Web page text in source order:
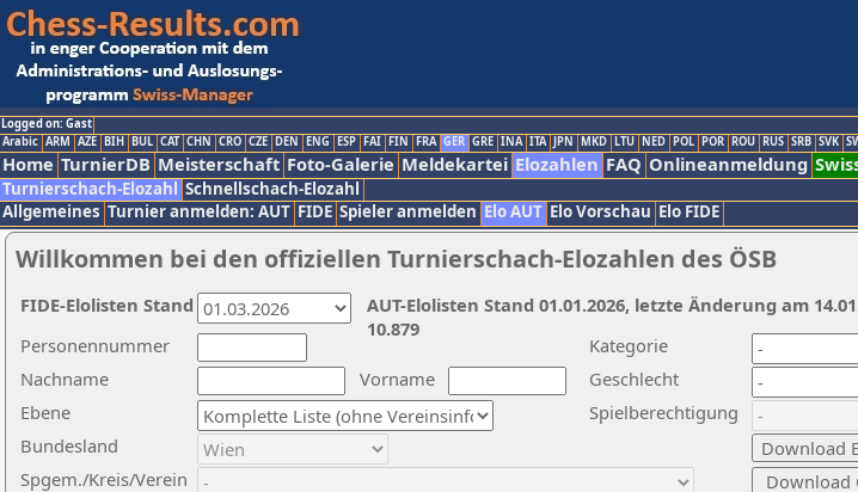
Logged on: Gast
Arabic ARM AZE BIH BUL CAT CHN CRO CZE DEN ENG ESP FAI FIN FRA GER GRE INA ITA JPN MKD LTU NED POL POR ROU RUS SRB SVK
Home TurnierDB Meisterschaft Foto-Galerie Meldekartei Elozahlen FAQ Onlineanmeldung
Turnierschach-Elozahl Schnellschach-Elozahl
Allgemeines Turnier anmelden: AUT FIDE Spieler anmelden Elo AUT Elo Vorschau Elo FIDE
Willkommen bei den offiziellen Turnierschach-Elozahlen des ÖSB
Nachname
Vorname
Ebene
Kategorie
Personennummer
Bundesland
Spgem./Kreis/Verein
Geschlecht
Spielberechtigung
AUT-Elolisten Stand 01.01.2026, letzte Änderung am
10.879
FIDE-Elolisten Stand